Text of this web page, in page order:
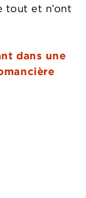
tout et n’ont
dans une